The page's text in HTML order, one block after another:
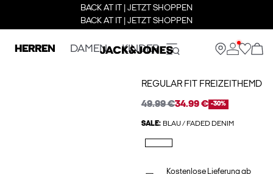
BACK AT IT | JETZT SHOPPEN
BACK AT IT | JETZT SHOPPEN
HERREN DAMEN KINDER
REGULAR FIT FREIZEITHEMD
49.99 €34.99 € -30%
SALE: BLAU / FADED DENIM
Kostenlose Lieferung ab